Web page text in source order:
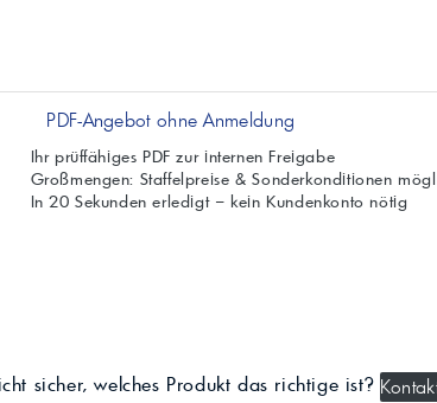
PDF-Angebot ohne Anmeldung
Ihr prüffähiges PDF zur internen Freigabe
Großmengen: Staffelpreise & Sonderkonditionen
In 20 Sekunden erledigt – kein Kundenkonto nötig
sicher, welches Produkt das richtige ist?